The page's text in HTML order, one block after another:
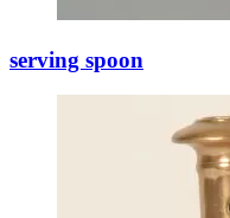
serving spoon